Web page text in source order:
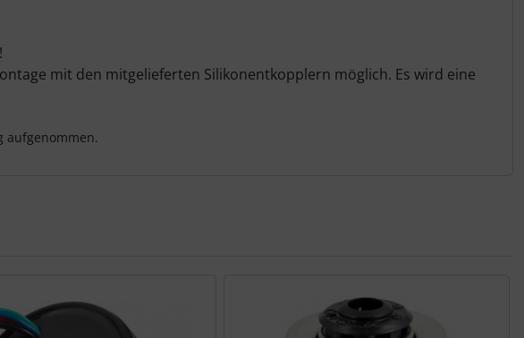
mit den mitgelieferten Silikonentkopplern möglich. Es wird eine
aufgenommen.